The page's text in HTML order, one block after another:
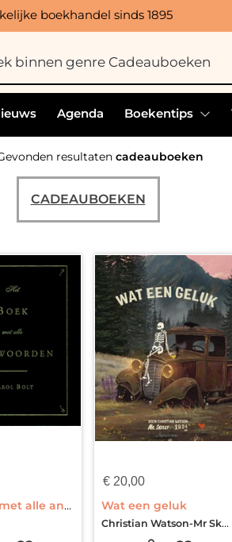
boekhandel sinds 1895
Agenda Boekentips
resultaten cadeauboeken
CADEAUBOEKEN
Het boek met alle antwoorden - mini
€ 20,00
Wat een geluk
Christian Watson-Mr Skelly